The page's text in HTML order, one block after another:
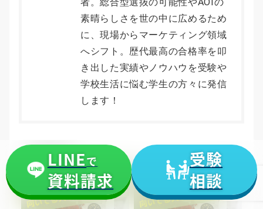
LINEで
資料請求
受験
相談
素晴らしさを世の中に広めるため
に、現場からマーケティング領域
へシフト。歴代最高の合格率を叩
き出した実績やノウハウを受験や
学校生活に悩む学生の方々に発信
します！
【 関連記事 】